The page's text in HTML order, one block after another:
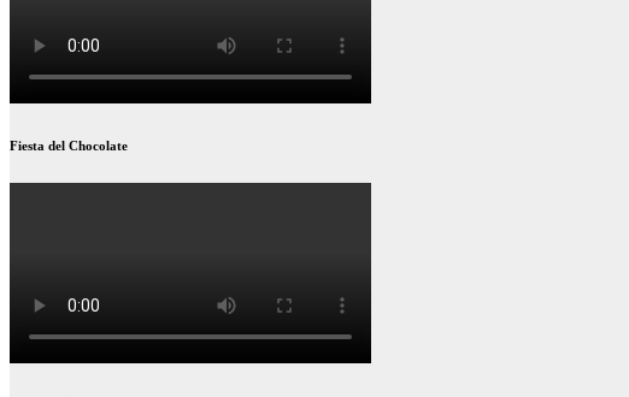
Fiesta del Chocolate